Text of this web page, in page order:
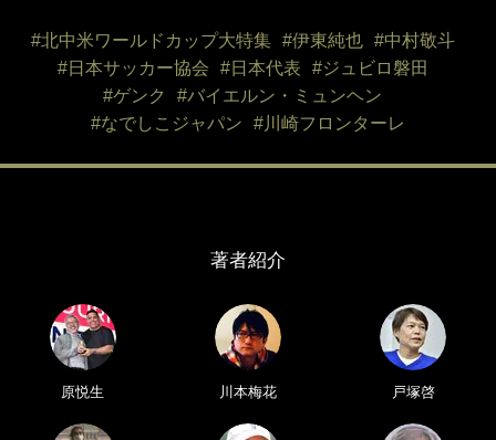
#北中米ワールドカップ大特集 #伊東純也
#中村敬斗
#日本サッカー協会
#日本代表
#ジュビロ磐田
#ゲンク
#バイエルン・ミュンヘン
#なでしこジャパン
#川崎フロンターレ
著者紹介
原悦生 川本梅花 戸塚啓